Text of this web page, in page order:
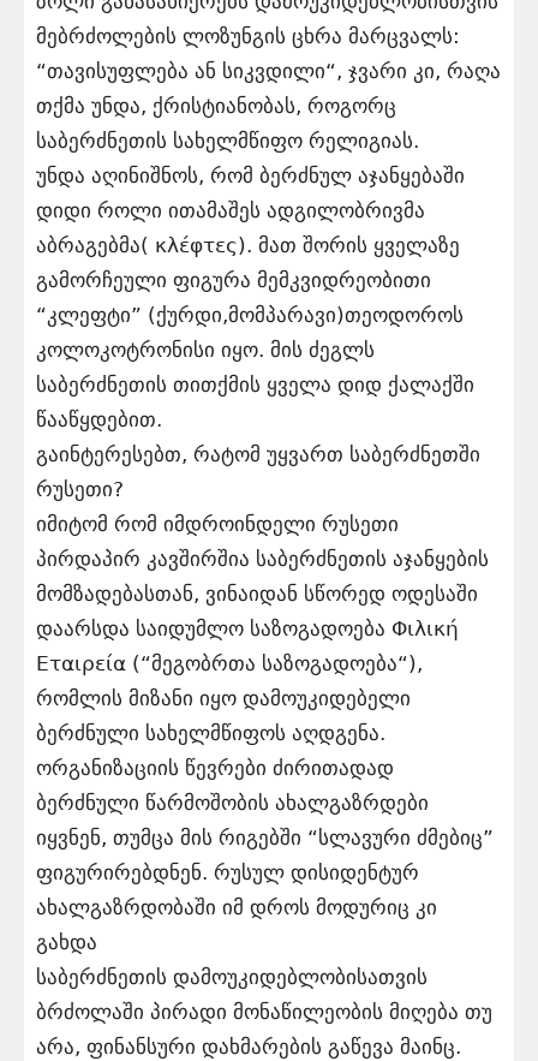
მებრძოლების ლოზუნგის ცხრა მარცვალს:
“თავისუფლება ან სიკვდილი“, ჯვარი კი, რაღა
თქმა უნდა, ქრისტიანობას, როგორც
საბერძნეთის სახელმწიფო რელიგიას.
უნდა აღინიშნოს, რომ ბერძნულ აჯანყებაში
დიდი როლი ითამაშეს ადგილობრივმა
აბრაგებმა( κλέφτες). მათ შორის ყველაზე
გამორჩეული ფიგურა მემკვიდრეობითი
“კლეფტი” (ქურდი,მომპარავი)თეოდოროს
კოლოკოტრონისი იყო. მის ძეგლს
საბერძნეთის თითქმის ყველა დიდ ქალაქში
წააწყდებით.
გაინტერესებთ, რატომ უყვართ საბერძნეთში
რუსეთი?
იმიტომ რომ იმდროინდელი რუსეთი
პირდაპირ კავშირშია საბერძნეთის აჯანყების
მომზადებასთან, ვინაიდან სწორედ ოდესაში
დაარსდა საიდუმლო საზოგადოება Φιλική
Εταιρεία (“მეგობრთა საზოგადოება“),
რომლის მიზანი იყო დამოუკიდებელი
ბერძნული სახელმწიფოს აღდგენა.
ორგანიზაციის წევრები ძირითადად
ბერძნული წარმოშობის ახალგაზრდები
იყვნენ, თუმცა მის რიგებში “სლავური ძმებიც”
ფიგურირებდნენ. რუსულ დისიდენტურ
ახალგაზრდობაში იმ დროს მოდურიც კი
გახდა
საბერძნეთის დამოუკიდებლობისათვის
ბრძოლაში პირადი მონაწილეობის მიღება თუ
არა, ფინანსური დახმარების გაწევა მაინც.